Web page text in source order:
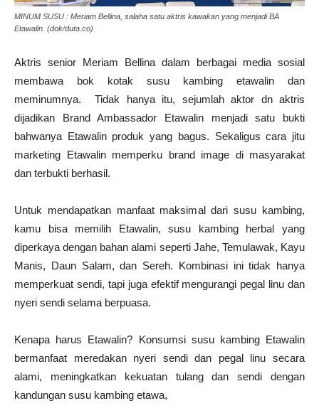
MINUM SUSU : Meriam Bellina, salaha satu aktris kawakan yang menjadi BA
Etawalin. (dok/duta.co)
Aktris senior Meriam Bellina dalam berbagai media sosial
membawa bok kotak susu kambing etawalin dan
meminumnya. Tidak hanya itu, sejumlah aktor dn aktris
dijadikan Brand Ambassador Etawalin menjadi satu bukti
bahwanya Etawalin produk yang bagus. Sekaligus cara jitu
marketing Etawalin memperku brand image di masyarakat
dan terbukti berhasil.
Untuk mendapatkan manfaat maksimal dari susu kambing,
kamu bisa memilih Etawalin, susu kambing herbal yang
diperkaya dengan bahan alami seperti Jahe, Temulawak, Kayu
Manis, Daun Salam, dan Sereh. Kombinasi ini tidak hanya
memperkuat sendi, tapi juga efektif mengurangi pegal linu dan
nyeri sendi selama berpuasa.
Kenapa harus Etawalin? Konsumsi susu kambing Etawalin
bermanfaat meredakan nyeri sendi dan pegal linu secara
alami, meningkatkan kekuatan tulang dan sendi dengan
kandungan susu kambing etawa,